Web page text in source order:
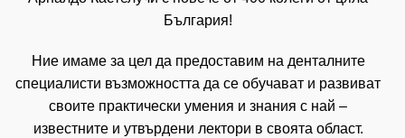
България!
Ние имаме за цел да предоставим на денталните
специалисти възможността да се обучават и развиват
своите практически умения и знания с най –
известните и утвърдени лектори в своята област.